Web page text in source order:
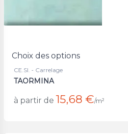
Choix des options
CE.SI. - Carrelage
TAORMINA
à partir de 15,68 €/m²